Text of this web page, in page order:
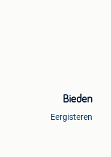
Bieden
Eergisteren